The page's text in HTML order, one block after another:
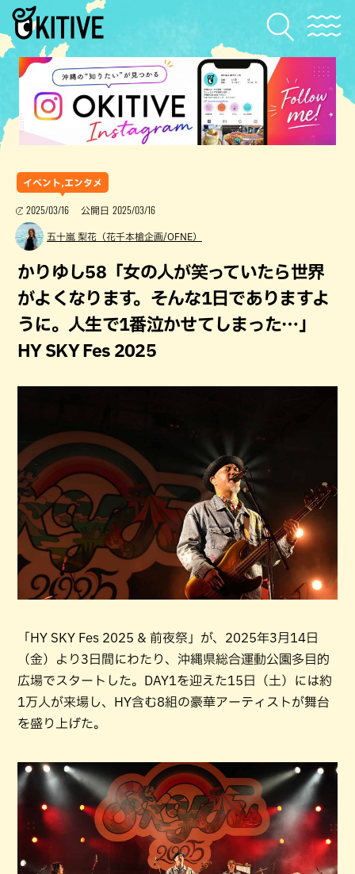
イベント,エンタメ
2025/03/16 公開日 2025/03/16
五十嵐 梨花（花千本槍企画/OFNE）
かりゆし58「女の人が笑っていたら世界
がよくなります。そんな1日でありますよ
うに。人生で1番泣かせてしまった…」
HY SKY Fes 2025
「HY SKY Fes 2025 & 前夜祭」が、2025年3月14日
（金）より3日間にわたり、沖縄県総合運動公園多目的
広場でスタートした。DAY1を迎えた15日（土）には約
1万人が来場し、HY含む8組の豪華アーティストが舞台
を盛り上げた。